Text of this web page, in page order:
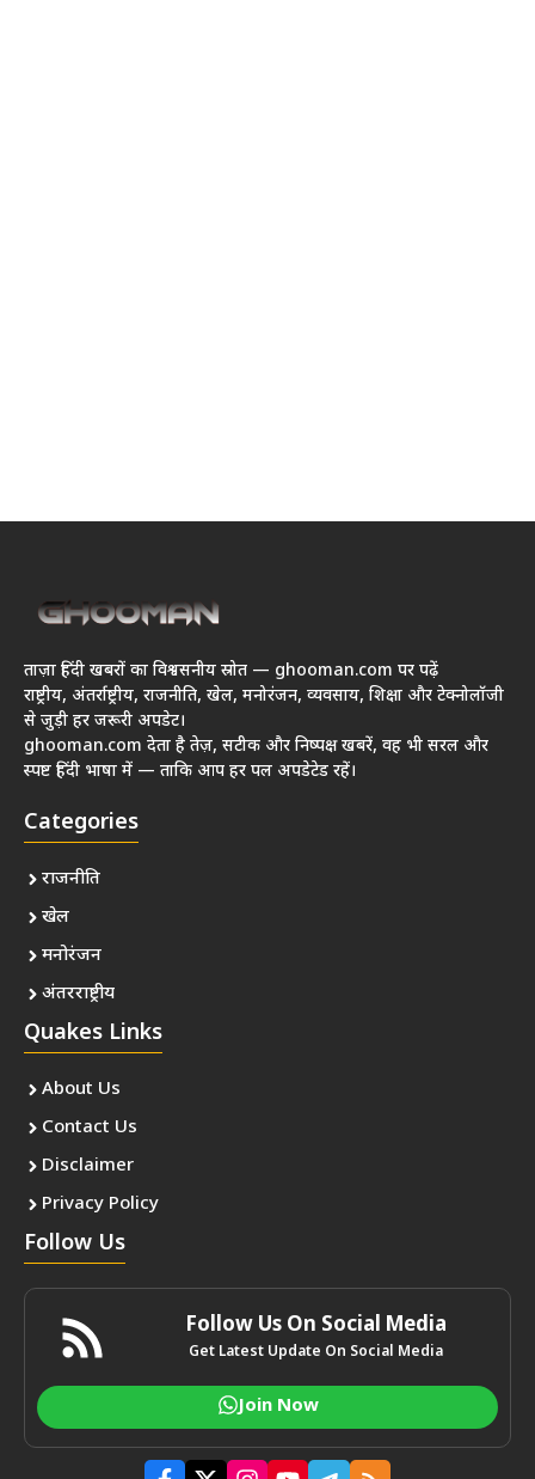
ताज़ा हिंदी खबरों का विश्वसनीय स्रोत — ghooman.com पर पढ़ें
राष्ट्रीय, अंतर्राष्ट्रीय, राजनीति, खेल, मनोरंजन, व्यवसाय, शिक्षा और टेक्नोलॉजी
से जुड़ी हर जरूरी अपडेट।
ghooman.com देता है तेज़, सटीक और निष्पक्ष खबरें, वह भी सरल और
स्पष्ट हिंदी भाषा में — ताकि आप हर पल अपडेटेड रहें।
Categories
राजनीति
खेल
मनोरंजन
अंतरराष्ट्रीय
Quakes Links
About Us
Contact Us
Disclaimer
Privacy Policy
Follow Us
Follow Us On Social Media
Get Latest Update On Social Media
Join Now